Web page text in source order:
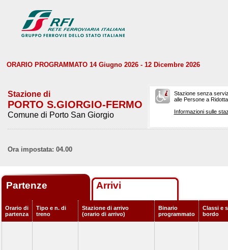
ORARIO PROGRAMMATO 14 Giugno 2026 - 12 Dicembre 2026
Stazione di
PORTO S.GIORGIO-FERMO
Comune di Porto San Giorgio
Stazione senza
alle Persone a
Informazioni sulle
Ora impostata: 04.00
Partenze Arrivi
Orario di
partenza
Tipo e n. di
treno
Stazione di arrivo
(orario di arrivo)
Binario
programmato
Classi e
bordo